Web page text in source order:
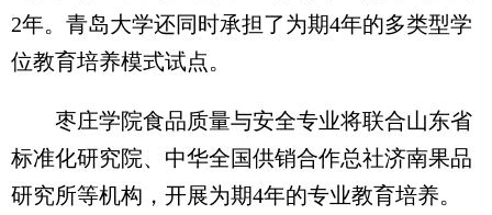
2年。青岛大学还同时承担了为期4年的多类型学
位教育培养模式试点。
枣庄学院食品质量与安全专业将联合山东省
标准化研究院、中华全国供销合作总社济南果品
研究所等机构，开展为期4年的专业教育培养。